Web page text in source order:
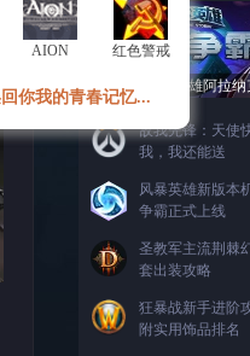
秀截图送新英雄阿拉纳
敌我先锋：天使
我，我还能送
风暴英雄新版本
争霸正式上线
圣教军主流荆棘
套出装攻略
狂暴战新手进阶
附实用饰品排名
AION 红色警戒
你我的青春记忆...
AION 红色警戒
你我的青春记忆...